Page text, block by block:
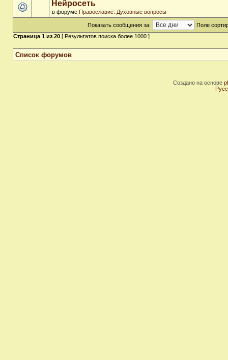
Нейросеть
в форуме Православие. Духовные вопросы
Показать сообщения за:
Поле
Страница 1 из 20 [ Результатов поиска более 1000 ]
Список форумов
Создано на основе